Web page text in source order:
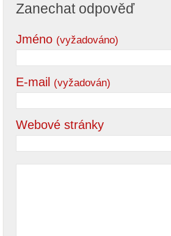
Zanechat odpověď
Jméno (vyžadováno)
E-mail (vyžadován)
Webové stránky